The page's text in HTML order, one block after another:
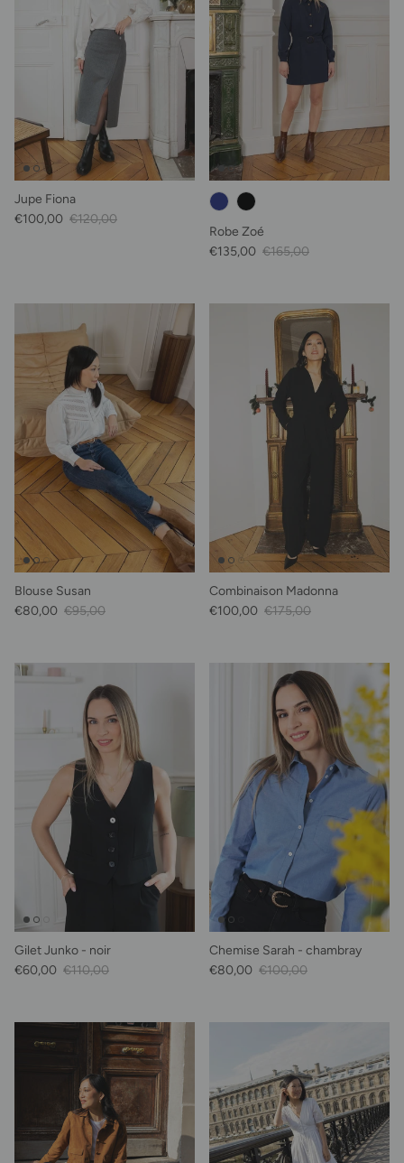
Jupe Fiona
Prix soldé
€100,00 Prix habituel
€120,00
Robe Zoé
Prix soldé
€135,00 Prix habituel
€165,00
Blouse Susan
Prix soldé
€80,00 Prix habituel
€95,00
Combinaison Madonna
Prix soldé
€100,00 Prix habituel
€175,00
Gilet Junko - noir
Prix soldé
€60,00 Prix habituel
€110,00
Chemise Sarah - chambray
Prix soldé
€80,00 Prix habituel
€100,00